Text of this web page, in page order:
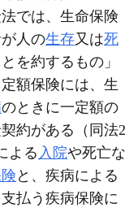
では、生命保険
人の生存又は死
を約するもの」
額保険には、生
のときに一定額の
約がある（同法2
よる入院や死亡な
と、疾病による
払う疾病保険に